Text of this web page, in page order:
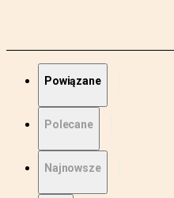
Powiązane
Polecane
Najnowsze